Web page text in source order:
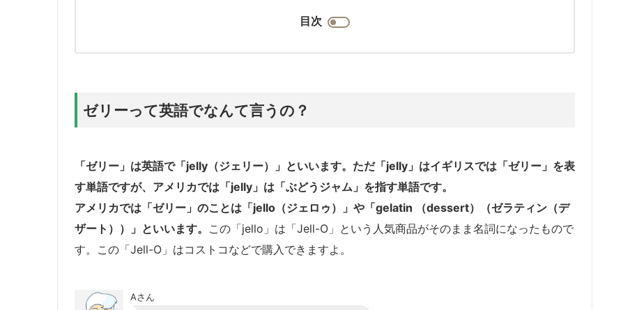
目次
ゼリーって英語でなんて言うの？
「ゼリー」は英語で「jelly（ジェリー）」 といいます。ただ「jelly」はイギリスでは「ゼリー」を表
す単語ですが、アメリカでは「jelly」は「ぶどうジャム」を指す単語です。
アメリカでは「ゼリー」のことは 「jello（ジェロゥ）」 や 「gelatin （dessert）（ゼラティン（デ
ザート））」 といいます。 この「jello」は「Jell-O」という人気商品がそのまま名詞になったもので
す。この「Jell-O」はコストコなどで購入できますよ。
Aさん